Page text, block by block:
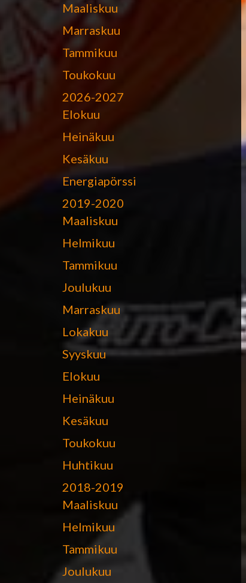
Maaliskuu
Marraskuu
Tammikuu
Toukokuu
2026-2027
Elokuu
Heinäkuu
Kesäkuu
Energiapörssi
2019-2020
Maaliskuu
Helmikuu
Tammikuu
Joulukuu
Marraskuu
Lokakuu
Syyskuu
Elokuu
Heinäkuu
Kesäkuu
Toukokuu
Huhtikuu
2018-2019
Maaliskuu
Helmikuu
Tammikuu
Joulukuu